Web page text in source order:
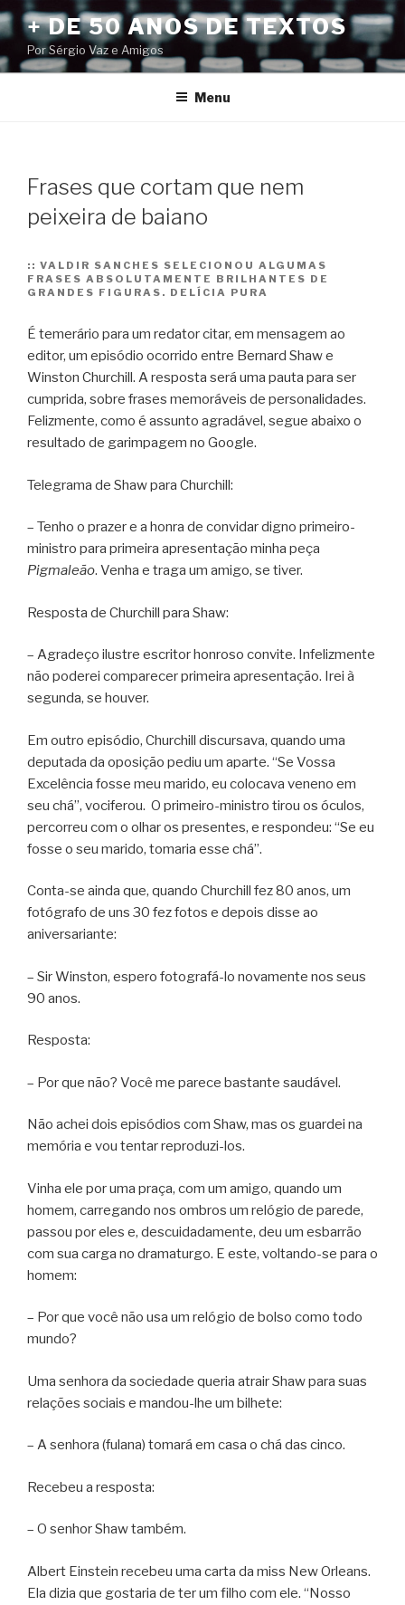
Pular
para
o
conteúdo
+ DE 50 ANOS DE TEXTOS
Por Sérgio Vaz e Amigos
Menu
Frases que cortam que nem
peixeira de baiano
:: VALDIR SANCHES SELECIONOU ALGUMAS
FRASES ABSOLUTAMENTE BRILHANTES DE
GRANDES FIGURAS. DELÍCIA PURA
É temerário para um redator citar, em mensagem ao
editor, um episódio ocorrido entre Bernard Shaw e
Winston Churchill. A resposta será uma pauta para ser
cumprida, sobre frases memoráveis de personalidades.
Felizmente, como é assunto agradável, segue abaixo o
resultado de garimpagem no Google.
Telegrama de Shaw para Churchill:
– Tenho o prazer e a honra de convidar digno primeiro-
ministro para primeira apresentação minha peça
Pigmaleão. Venha e traga um amigo, se tiver.
Resposta de Churchill para Shaw:
– Agradeço ilustre escritor honroso convite. Infelizmente
não poderei comparecer primeira apresentação. Irei à
segunda, se houver.
Em outro episódio, Churchill discursava, quando uma
deputada da oposição pediu um aparte. “Se Vossa
Excelência fosse meu marido, eu colocava veneno em
seu chá”, vociferou. O primeiro-ministro tirou os óculos,
percorreu com o olhar os presentes, e respondeu: “Se eu
fosse o seu marido, tomaria esse chá”.
Conta-se ainda que, quando Churchill fez 80 anos, um
fotógrafo de uns 30 fez fotos e depois disse ao
aniversariante:
– Sir Winston, espero fotografá-lo novamente nos seus
90 anos.
Resposta:
– Por que não? Você me parece bastante saudável.
Não achei dois episódios com Shaw, mas os guardei na
memória e vou tentar reproduzi-los.
Vinha ele por uma praça, com um amigo, quando um
homem, carregando nos ombros um relógio de parede,
passou por eles e, descuidadamente, deu um esbarrão
com sua carga no dramaturgo. E este, voltando-se para o
homem:
– Por que você não usa um relógio de bolso como todo
mundo?
Uma senhora da sociedade queria atrair Shaw para suas
relações sociais e mandou-lhe um bilhete:
– A senhora (fulana) tomará em casa o chá das cinco.
Recebeu a resposta:
– O senhor Shaw também.
Albert Einstein recebeu uma carta da miss New Orleans.
Ela dizia que gostaria de ter um filho com ele. “Nosso